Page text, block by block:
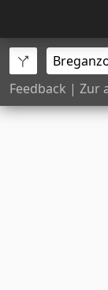
Feedback | Zur